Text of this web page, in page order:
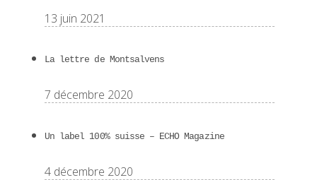
13 juin 2021
La lettre de Montsalvens
7 décembre 2020
Un label 100% suisse – ECHO Magazine
4 décembre 2020